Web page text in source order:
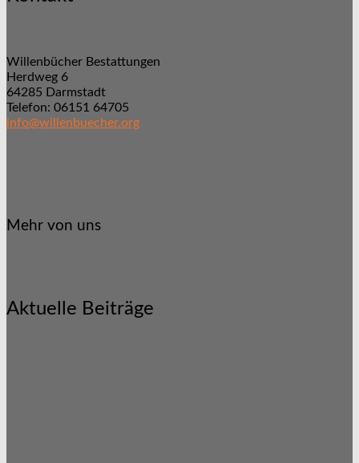
Willenbücher Bestattungen
Herdweg 6
64285 Darmstadt
Telefon: 06151 64705
info@willenbuecher.org
Mehr von uns
Aktuelle Beiträge